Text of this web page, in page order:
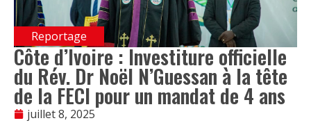
Reportage
Côte d’Ivoire : Investiture officielle
du Rév. Dr Noël N’Guessan à la tête
de la FECI pour un mandat de 4 ans
juillet 8, 2025